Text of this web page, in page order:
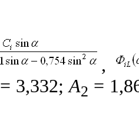
,
= 3,332;A2 =